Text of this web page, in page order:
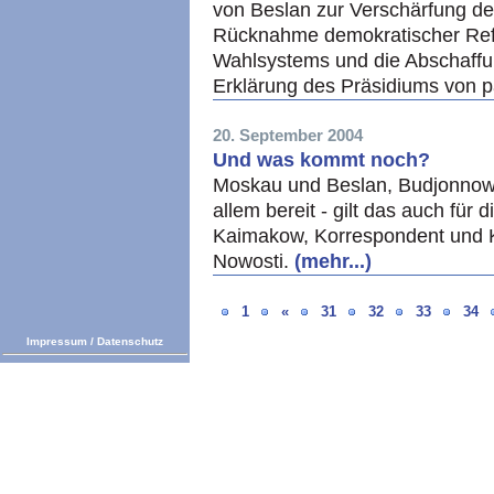
von Beslan zur Verschärfung
Rücknahme demokratischer
Wahlsystems und die
Erklärung des Präsidiums von
20. September 2004
Und was kommt noch?
Moskau und Beslan,
allem bereit - gilt das auch für
Kaimakow, Korrespondent
Nowosti. (mehr...)
1 « 31 32 33 34
Impressum / Datenschutz